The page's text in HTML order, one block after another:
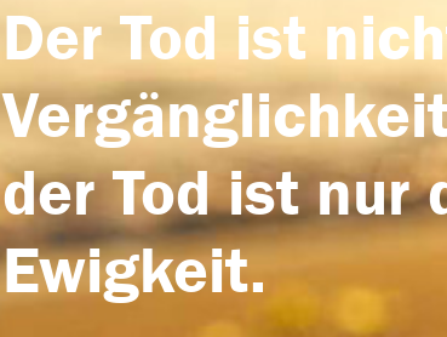
Der Tod ist
der Tod ist nur
Ewigkeit.